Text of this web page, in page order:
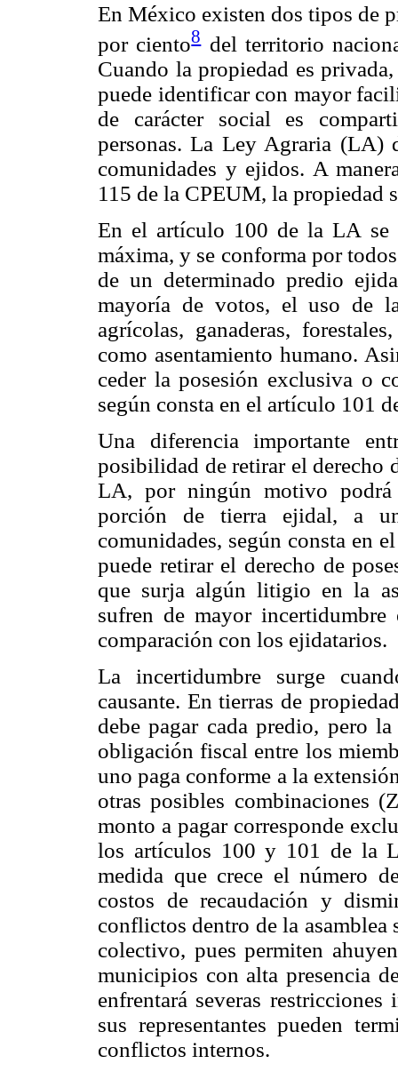
En México existen dos tipos de
por ciento8del territorio
Cuando la propiedad es
puede identificar con mayor
de carácter social es
personas. La Ley Agraria (LA)
comunidades y ejidos. A
115 de la CPEUM, la propiedad
En el artículo 100 de la LA se
máxima, y se conforma por
de un determinado predio
mayoría de votos, el uso de
agrícolas, ganaderas,
como asentamiento humano.
ceder la posesión exclusiva o
según consta en el artículo 101
Una diferencia importante
posibilidad de retirar el derecho
LA, por ningún motivo podrá
porción de tierra ejidal, a
comunidades, según consta en
puede retirar el derecho de
que surja algún litigio en la
sufren de mayor
comparación con los ejidatarios.
La incertidumbre surge
causante. En tierras de
debe pagar cada predio, pero
obligación fiscal entre los
uno paga conforme a la
otras posibles combinaciones
monto a pagar corresponde
los artículos 100 y 101 de la
medida que crece el número
costos de recaudación y
conflictos dentro de la
colectivo, pues permiten
municipios con alta presencia
enfrentará severas
sus representantes pueden
conflictos internos.